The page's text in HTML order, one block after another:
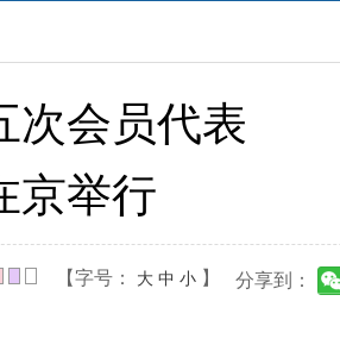
次会员代表
京举行
【字号： 大 中 小 】 分享到：